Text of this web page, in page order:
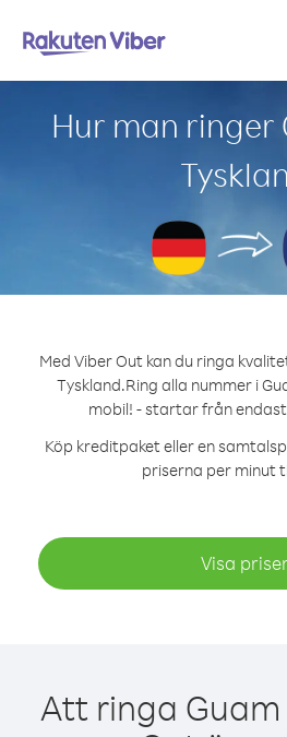
Hur man ringer
Med Viber Out kan du ringa
Tyskland.Ring alla nummer i
mobil! - startar från
Köp kreditpaket eller en
priserna per minut
Visa
Att ringa